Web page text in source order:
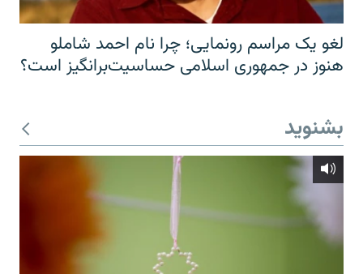
لغو یک مراسم رونمایی؛ چرا نام احمد شاملو
هنوز در جمهوری اسلامی حساسیت‌برانگیز است؟
بشنوید